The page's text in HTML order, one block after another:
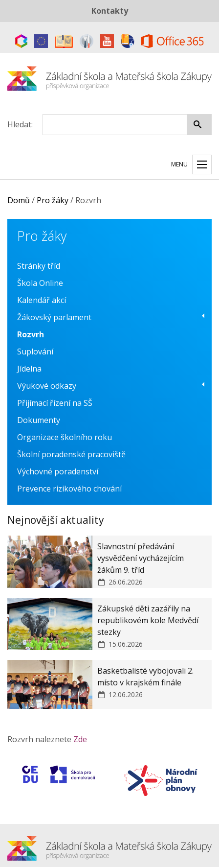
Kontakty
Datová schránka:ye8cp64
Hledat:
MENU
Domů / Pro žáky/ Rozvrh
Pro žáky
Stránky tříd
Škola Online
Kalendář akcí
Žákovský parlament
O nás
Fotogalerie
Konzultační centrum
Rozvrh
Suplování
Jídelna
Výukové odkazy
Prvouka
Anglický jazyk
Český jazyk
Fyzika
Matematika
Německý jazyk
Office 365
Přijímací řízení na SŠ
Dokumenty
Organizace školního roku
Školní poradenské pracoviště
Výchovné poradenství
Prevence rizikového chování
Nejnovější aktuality
Slavnostní předávání
vysvědčení vycházejícím
žákům 9. tříd
26.06.2026
Zákupské děti zazářily na
republikovém kole Medvědí
stezky
15.06.2026
Basketbalisté vybojovali 2.
místo v krajském finále
12.06.2026
Rozvrh naleznete Zde